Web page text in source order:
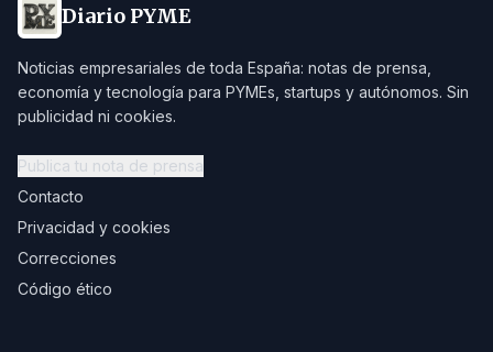
Diario PYME
Noticias empresariales de toda España: notas de prensa,
economía y tecnología para PYMEs, startups y autónomos. Sin
publicidad ni cookies.
Publica tu nota de prensa
Contacto
Privacidad y cookies
Correcciones
Código ético